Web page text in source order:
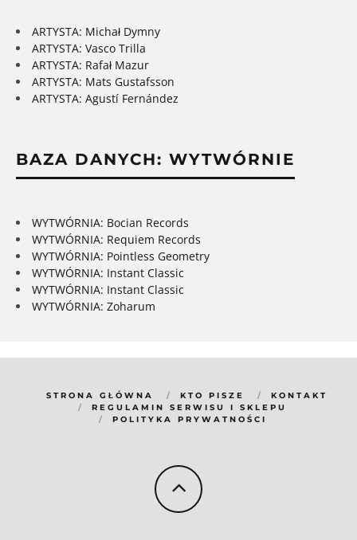
ARTYSTA: Michał Dymny
ARTYSTA: Vasco Trilla
ARTYSTA: Rafał Mazur
ARTYSTA: Mats Gustafsson
ARTYSTA: Agustí Fernández
BAZA DANYCH: WYTWÓRNIE
WYTWÓRNIA: Bocian Records
WYTWÓRNIA: Requiem Records
WYTWÓRNIA: Pointless Geometry
WYTWÓRNIA: Instant Classic
WYTWÓRNIA: Instant Classic
WYTWÓRNIA: Zoharum
STRONA GŁÓWNA KTO PISZE
KONTAKT
REGULAMIN SERWISU I SKLEPU
POLITYKA PRYWATNOŚCI